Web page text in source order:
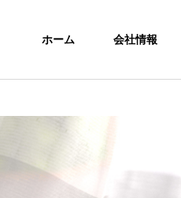
ホーム 会社情報